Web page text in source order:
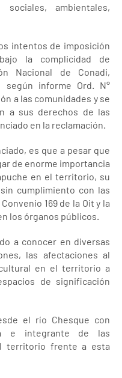
ambientales,
intentos de imposición
la complicidad de
Nacional de Conadi,
según informe Ord. N°
a las comunidades y se
a sus derechos de las
en la reclamación.
es que a pesar que
de enorme importancia
en el territorio, su
cumplimiento con las
169 de la Oit y la
los órganos públicos.
a conocer en diversas
las afectaciones al
en el territorio a
de significación
el río Chesque con
e integrante de las
territorio frente a esta